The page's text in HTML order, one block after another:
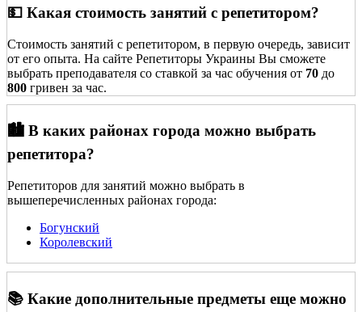
💵 Какая стоимость занятий с репетитором?
Стоимость занятий с репетитором, в первую очередь, зависит
от его опыта. На сайте Репетиторы Украины Вы сможете
выбрать преподавателя со ставкой за час обучения от 70 до
800 гривен за час.
🏙️ В каких районах города можно выбрать
репетитора?
Репетиторов для занятий можно выбрать в
вышеперечисленных районах города:
Богунский
Королевский
📚 Какие дополнительные предметы еще можно